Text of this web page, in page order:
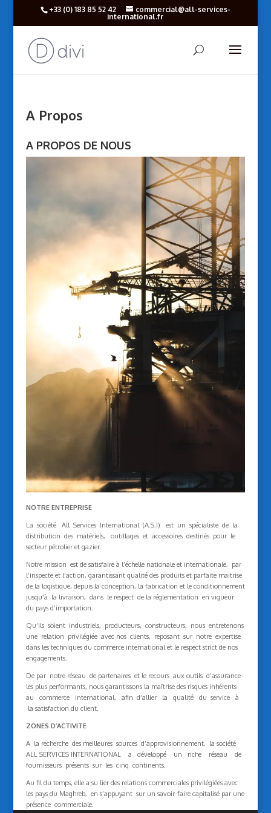
+33 (‎0) 183 85 52 42
commercial@all-services-
international.fr
A Propos
A PROPOS DE NOUS
NOTRE ENTREPRISE
La société All Services International (A.S.I) est un spécialiste de la
distribution des matériels, outillages et accessoires destinés pour le
secteur pétrolier et gazier.
Notre mission est de satisfaire à l’échelle nationale et internationale, par
l’inspecte et l’action, garantissant qualité des produits et parfaite maitrise
de la logistique, depuis la conception, la fabrication et le conditionnement
jusqu’à la livraison, dans le respect de la réglementation en vigueur
du pays d’importation.
Qu’ils soient industriels, producteurs, constructeurs, nous entretenons
une relation privilégiée avec nos clients, reposant sur notre expertise
dans les techniques du commerce international et le respect strict de nos
engagements.
De par notre réseau de partenaires et le recours aux outils d’assurance
les plus performants, nous garantissons la maîtrise des risques inhérents
au commerce international, afin d’allier la qualité du service à
la satisfaction du client.
ZONES D’ACTIVITE
A la recherche des meilleures sources d’approvisionnement, la société
ALL SERVICES INTERNATIONAL a développé un riche réseau de
fournisseurs présents sur les cinq continents.
Au fil du temps, elle a su lier des relations commerciales privilégiées avec
les pays du Maghreb, en s’appuyant sur un savoir-faire capitalisé par une
présence commerciale.